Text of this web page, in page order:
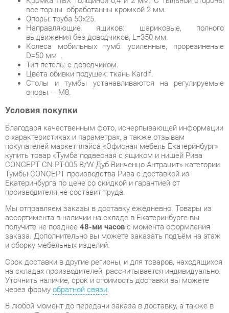
D=50 мм .
Тип петель: с доводчиком.
Цвета обивки подушек: ткань Kardif.
Столы и тумбы устанавливаются на регулируемые
опоры — М8.
Условия покупки
Благодаря качественным фото, исчерпывающей информации
о характеристиках и параметрах, а также отзывам
покупателей маркетплэйса «Офисная мебель Екатеринбург»
CONCEPT CN.PT-005 B/W Дуб Винченцо Антрацит» категории
Екатеринбурга по цене со скидкой и гарантией от
производителя не составит труда.
Мы отправляем заказы в доставку ежедневно. Товары из
ассортимента в наличии на складе в Екатеринбурге вы
получите не позднее48-ми часовс момента оформления
заказа. Дополнительно вы можете заказать подъём на этаж
и сборку мебельных изделий.
Срок доставки в другие регионы, и для товаров, находящихся
на складах производителей, рассчитывается индивидуально.
Уточнить наличие, срок и стоимость доставки вы можете
через форму обратной связи
В любой момент до передачи заказа в доставку, а также в
изменить выборили принять решение об отказе от покупки.
Несмотря на качественную упаковку, тумбы concept могут
быть повреждены при транспортировке. Если Вы заметили
Повторная доставка товара -бесплатна .